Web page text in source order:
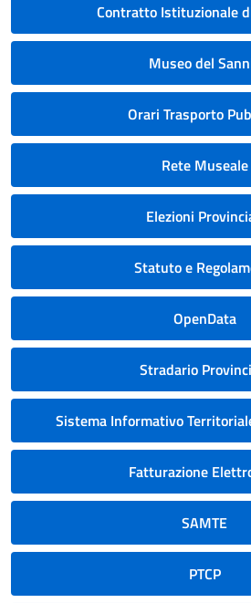
Contratto Istituzionale
Museo del
Orari Trasporto
Rete Museale
Elezioni
Statuto e
OpenData
Stradario
Sistema Informativo
Fatturazione
SAMTE
PTCP